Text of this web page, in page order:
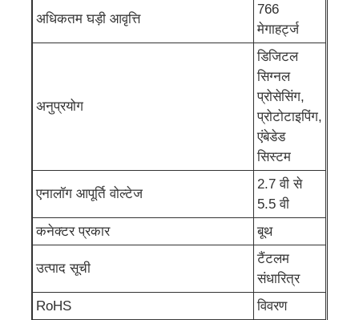
न ही फ्लैश
ईपीरोम आईसी
यूएआरटी आईसी
अधिकतम घड़ी आवृत्ति
766
मेगाहर्ट्ज
अनुप्रयोग
डिजिटल
सिग्नल
प्रोसेसिंग,
प्रोटोटाइपिंग,
एंबेडेड
सिस्टम
एनालॉग आपूर्ति वोल्टेज
2.7 वी से
5.5 वी
कनेक्टर प्रकार
बूथ
उत्पाद सूची
टैंटलम
संधारित्र
RoHS
विवरण